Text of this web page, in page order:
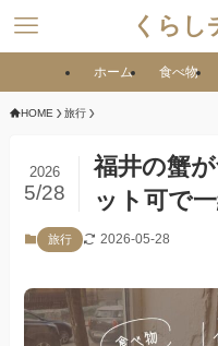
くらし
ホーム 食べ物
HOME 旅行
福井の蟹
ット可で
2026
5/28
旅行 2026-05-28